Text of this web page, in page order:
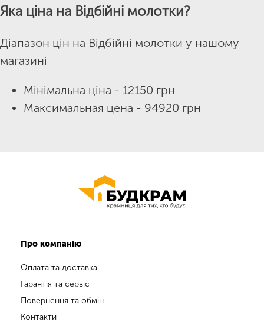
Яка ціна на Відбійні молотки?
Діапазон цін на Відбійні молотки у нашому
магазині
Мінімальна ціна - 12150 грн
Максимальная цена - 94920 грн
Про компанію
Оплата та доставка
Гарантія та сервіс
Повернення та обмін
Контакти